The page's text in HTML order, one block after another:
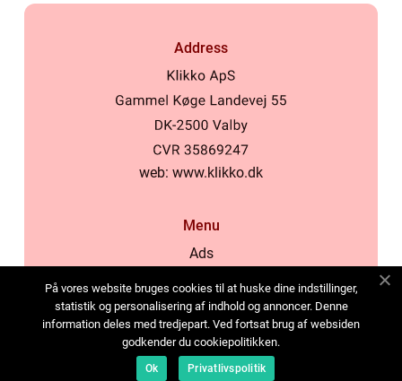
Address
web: www.klikko.dk
Menu
Ads
Cookies
Contact
Sitemap
På vores website bruges cookies til at huske dine indstillinger,
statistik og personalisering af indhold og annoncer. Denne
information deles med tredjepart. Ved fortsat brug af websiden
godkender du cookiepolitikken.
Ok Privatlivspolitik